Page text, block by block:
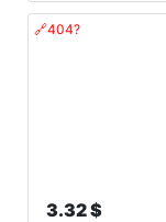
🔗404?
3.32 $